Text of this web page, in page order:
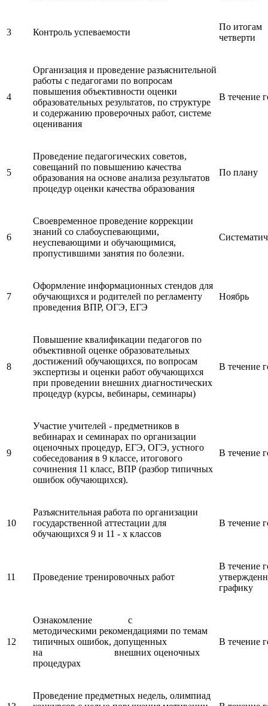
3 Контроль успеваемости
По итогам
четверти
4
Организация и проведение разъяснительной
работы с педагогами по вопросам
повышения объективности оценки
образовательных результатов, по структуре
и содержанию проверочных работ, системе
оценивания
В течение
5
Проведение педагогических советов,
совещаний по повышению качества
образования на основе анализа результатов
процедур оценки качества образования
По плану
6
Своевременное проведение коррекции
знаний со слабоуспевающими,
неуспевающими и обучающимися,
пропустившими занятия по болезни.
7
Оформление информационных стендов для
обучающихся и родителей по регламенту
проведения ВПР, ОГЭ, ЕГЭ
Ноябрь
8
Повышение квалификации педагогов по
объективной оценке образовательных
достижений обучающихся, по вопросам
экспертизы и оценки работ обучающихся
при проведении внешних диагностических
процедур (курсы, вебинары, семинары)
В течение
9
Участие учителей - предметников в
вебинарах и семинарах по организации
оценочных процедур, ЕГЭ, ОГЭ, устного
собеседования в 9 классе, итогового
сочинения 11 класс, ВПР (разбор типичных
ошибок обучающихся).
В течение
10
Разъяснительная работа по организации
государственной аттестации для
обучающихся 9 и 11 - х классов
В течение
11 Проведение тренировочных работ
В течение
графику
12
Ознакомление с
методическими рекомендациями по темам
типичных ошибок, допущенных
на внешних оценочных
процедурах
В течение
Проведение предметных недель, олимпиад